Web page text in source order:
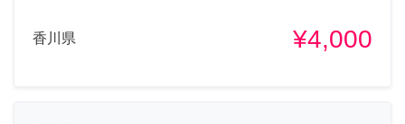
香川県 ¥4,000